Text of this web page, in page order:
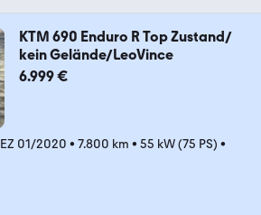
KTM 690 Enduro R Top Zustand/
kein Gelände/LeoVince
6.999 €
EZ 01/2020 • 7.800 km • 55 kW (75 PS) •